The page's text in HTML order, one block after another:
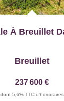
Breuillet
237 600 €
dont 5,6% TTC d'honoraires